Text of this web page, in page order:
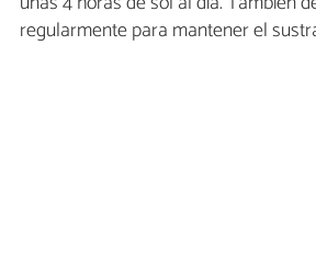
regularmente para mantener el